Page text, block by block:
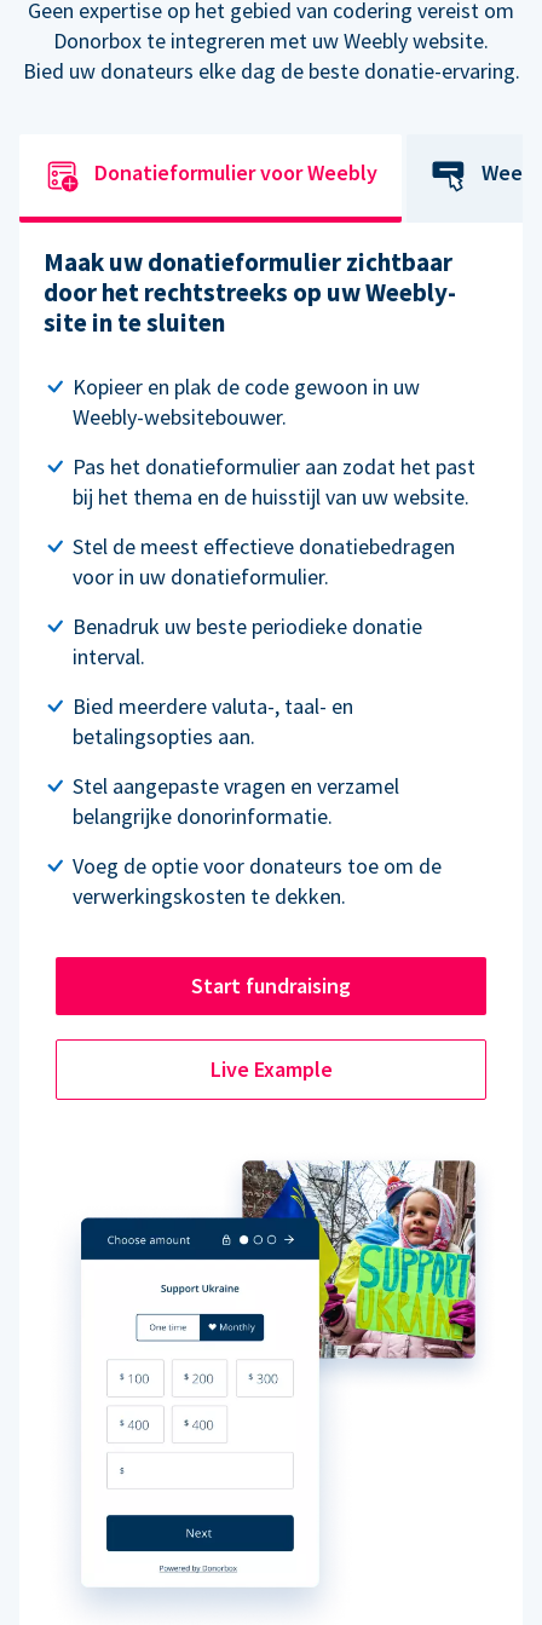
Geen expertise op het gebied van codering vereist om
Donorbox te integreren met uw Weebly website.
Bied uw donateurs elke dag de beste donatie-ervaring.
Donatieformulier voor Weebly
Maak uw donatieformulier zichtbaar
door het rechtstreeks op uw Weebly-
site in te sluiten
Kopieer en plak de code gewoon in uw
Weebly-websitebouwer.
Pas het donatieformulier aan zodat het past
bij het thema en de huisstijl van uw website.
Stel de meest effectieve donatiebedragen
voor in uw donatieformulier.
Benadruk uw beste periodieke donatie
interval.
Bied meerdere valuta-, taal- en
betalingsopties aan.
Stel aangepaste vragen en verzamel
belangrijke donorinformatie.
Voeg de optie voor donateurs toe om de
verwerkingskosten te dekken.
Start fundraising
Live Example